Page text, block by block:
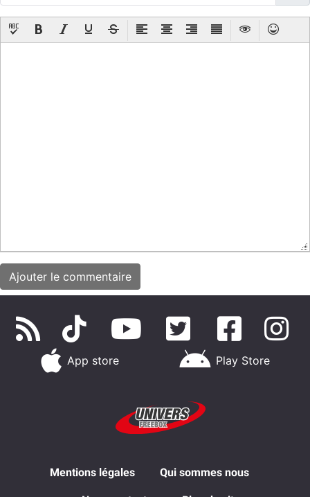
App store Play Store
Mentions légales Qui sommes nous